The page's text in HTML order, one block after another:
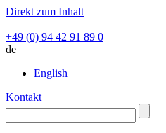
Direkt zum Inhalt
+49 (0) 94 42 91 89 0
de
English
Kontakt